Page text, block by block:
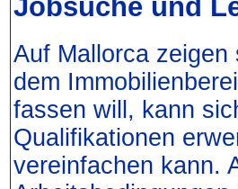
Jobsuche und
Auf Mallorca zeigen
dem
fassen will, kann
Qualifikationen
vereinfachen kann.